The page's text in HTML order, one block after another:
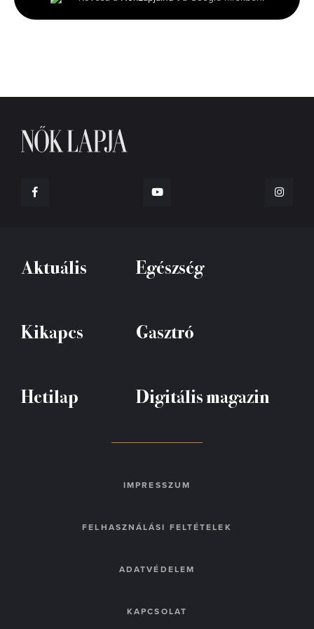
seconds
Aktuális Egészség
Kikapcs Gasztró
Hetilap Digitális magazin
IMPRESSZUM
FELHASZNÁLÁSI FELTÉTELEK
ADATVÉDELEM
KAPCSOLAT